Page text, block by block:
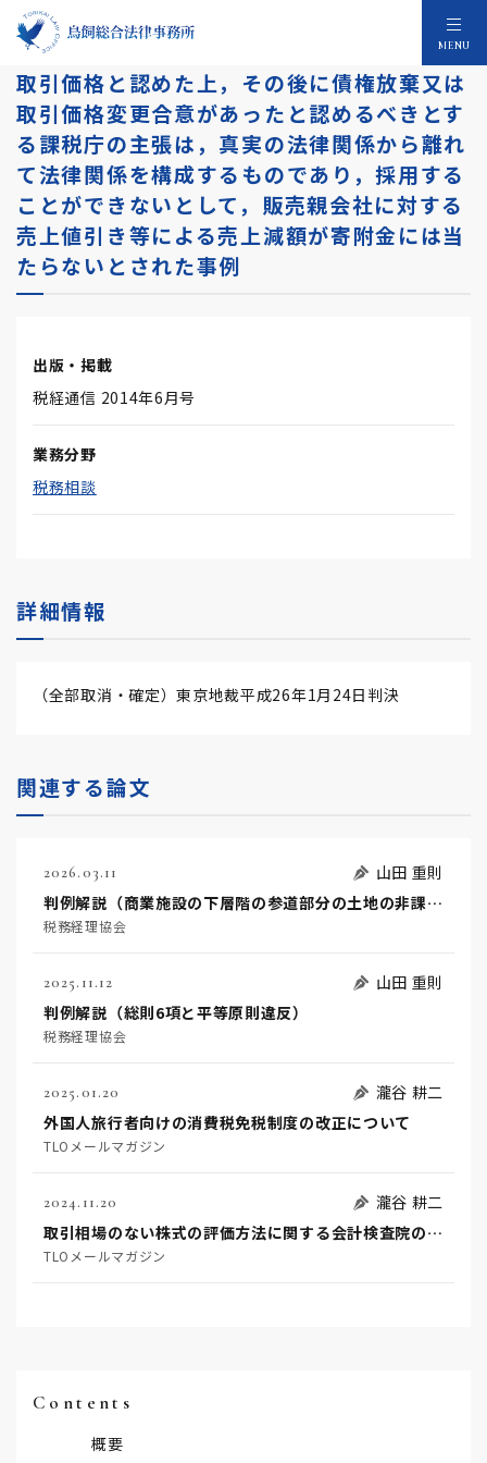
MENU
販売契約において合意された契約価格を当初
取引価格と認めた上，その後に債権放棄又は
取引価格変更合意があったと認めるべきとす
る課税庁の主張は，真実の法律関係から離れ
て法律関係を構成するものであり，採用する
ことができないとして，販売親会社に対する
売上値引き等による売上減額が寄附金には当
たらないとされた事例
出版・掲載
税経通信 2014年6月号
業務分野
税務相談
詳細情報
（全部取消・確定）東京地裁平成26年1月24日判決
関連する論文
2026.03.11
山田 重則
判例解説（商業施設の下層階の参道部分の土地の非課税規定適用の可否）
税務経理協会
2025.11.12
山田 重則
判例解説（総則6項と平等原則違反）
税務経理協会
2025.01.20
瀧谷 耕二
外国人旅行者向けの消費税免税制度の改正について
TLOメールマガジン
2024.11.20
瀧谷 耕二
取引相場のない株式の評価方法に関する会計検査院の指摘と評価通達の改正の可能性について
TLOメールマガジン
Contents
概要